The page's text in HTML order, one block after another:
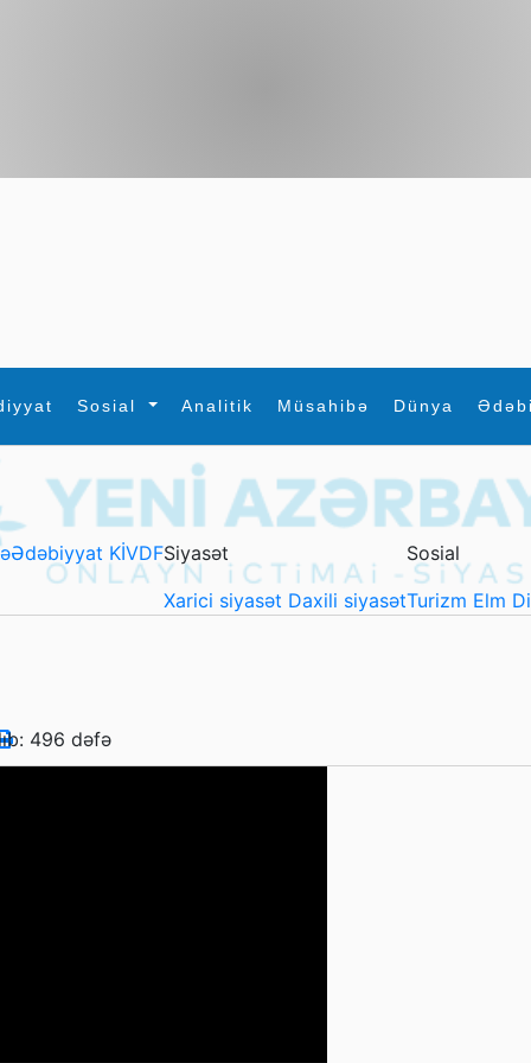
Sosial Analitik Müsahibə Dünya
Ədəbiyyat KİVDFSiyasət
Xarici siyasət Daxili siyasət
Sosial
Turizm Elm
496 dəfə